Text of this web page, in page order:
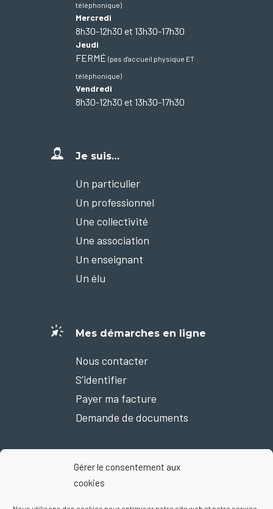
Gérer le consentement aux
cookies
téléphonique)
Mercredi
8h30-12h30 et 13h30-17h30
Jeudi
FERMÉ (pas d'accueil physique ET
téléphonique)
Vendredi
8h30-12h30 et 13h30-17h30
Je suis…
Un particulier
Un professionnel
Une collectivité
Une association
Un enseignant
Un élu
Mes démarches en ligne
Nous contacter
S’identifier
Payer ma facture
Demande de documents